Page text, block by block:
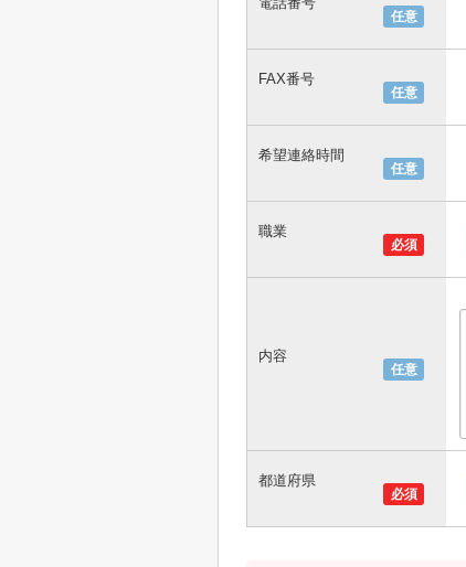
任意
任意
FAX番号
任意
希望連絡時間
必須
職業
任意
内容
必須
都道府県